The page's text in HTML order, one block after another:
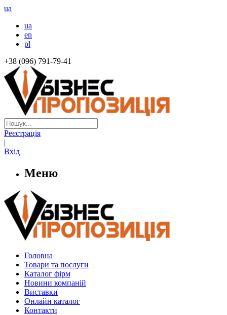
ua
ua
en
pl
+38 (096) 791-79-41
Реєстрація
|
Вхід
Меню
Головна
Товари та послуги
Каталог фірм
Новини компаній
Виставки
Онлайн каталог
Контакти